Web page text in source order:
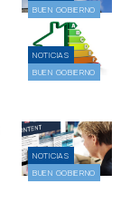
BUEN GOBIERNO
NOTICIAS
BUEN GOBIERNO
NOTICIAS
BUEN GOBIERNO